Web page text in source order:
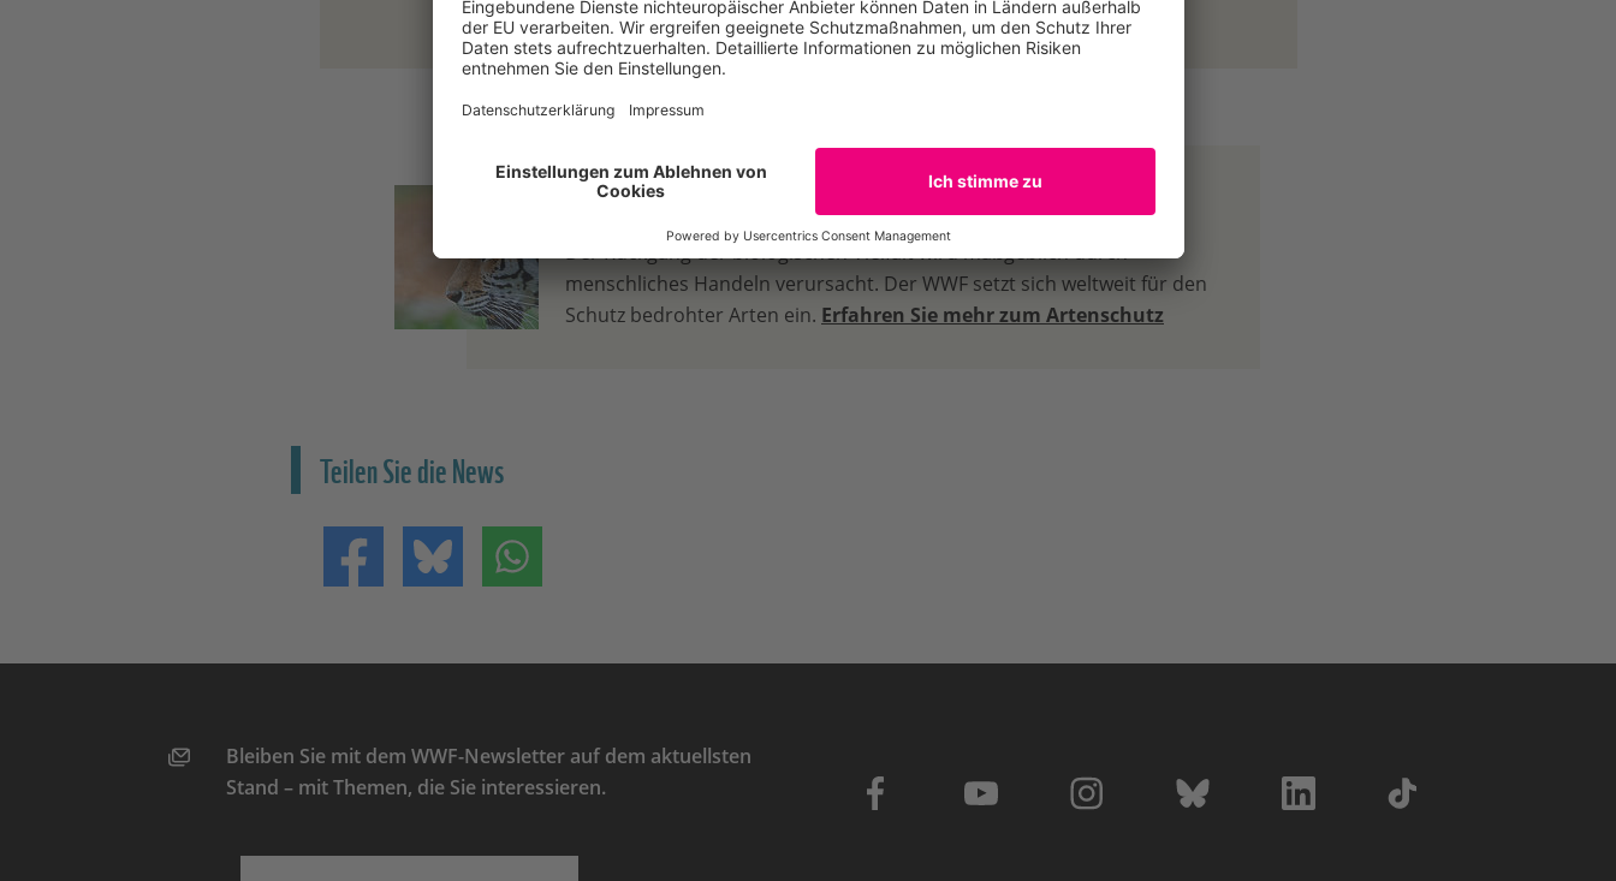
Bedrohte Arten
Der Rückgang der biologischen Vielfalt wird maßgeblich durch
menschliches Handeln verursacht. Der WWF setzt sich weltweit für den
Schutz bedrohter Arten ein. Erfahren Sie mehr zum Artenschutz
Teilen Sie die News
Teilen auf FacebookTeilen auf Bluesky
Bleiben Sie mit dem WWF-Newsletter auf dem aktuellsten
Stand – mit Themen, die Sie interessieren.